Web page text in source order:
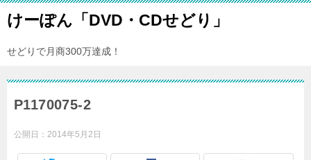
けーぽん「DVD・CDせどり」
せどりで月商300万達成！
P1170075-2
公開日： 2014年5月2日